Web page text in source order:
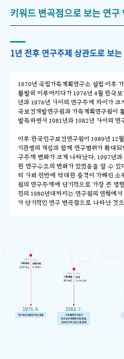
키워드 변곡점으로 보는 연구
1년 전후 연구주제 상관도로 보
1970년 국립가족계획연구소 설립 이후
활발히 이루어지다가 1976년 4월 한국
년과 1976년 사이의 연구주제 차이가
국보건개발연구원과 가족계획연구원이
발족하면서 1981년과 1982년 사이의 연
이후 한국인구보건연구원이 1989년 12
기관명의 개칭과 함께 연구범위가 확대
구주제 변화가 크게 나타났다. 1997년
한 연구수요의 변화가 있었음을 알 수
리 사회 전반에 막대한 충격이 가해진
원의 연구주제에 단기적으로 가장 큰 영
전의 1980년대까지는 연구원의 연혁에
가 단기적인 연구 변곡점으로 나타난 것